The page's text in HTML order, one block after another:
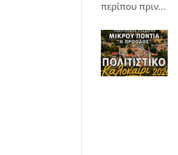
περίπου πριν…